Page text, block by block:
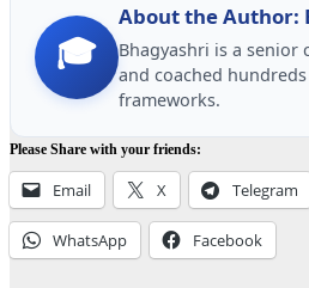
🎓
About the Author:
Bhagyashri is a senior
and coached
frameworks.
Please Share with your friends:
Email X Telegram
WhatsApp Facebook